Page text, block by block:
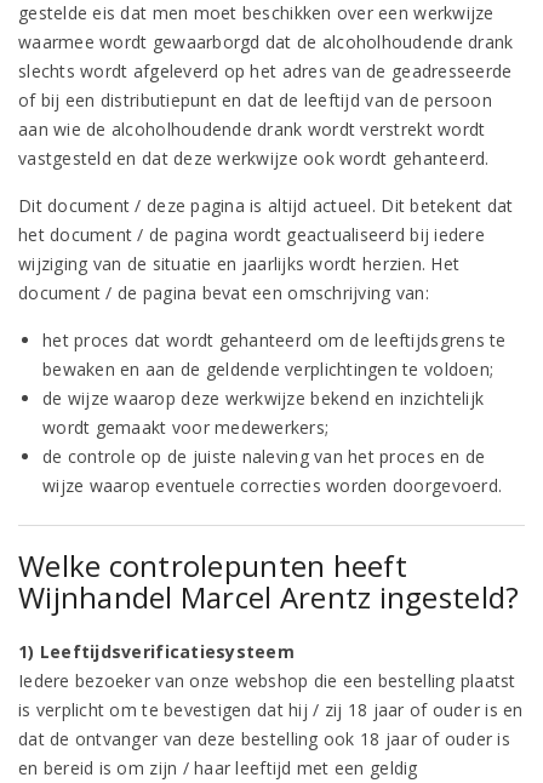
gestelde eis dat men moet beschikken over een werkwijze
waarmee wordt gewaarborgd dat de alcoholhoudende drank
slechts wordt afgeleverd op het adres van de geadresseerde
of bij een distributiepunt en dat de leeftijd van de persoon
aan wie de alcoholhoudende drank wordt verstrekt wordt
vastgesteld en dat deze werkwijze ook wordt gehanteerd.
Dit document / deze pagina is altijd actueel. Dit betekent dat
het document / de pagina wordt geactualiseerd bij iedere
wijziging van de situatie en jaarlijks wordt herzien. Het
document / de pagina bevat een omschrijving van:
het proces dat wordt gehanteerd om de leeftijdsgrens te
bewaken en aan de geldende verplichtingen te voldoen;
de wijze waarop deze werkwijze bekend en inzichtelijk
wordt gemaakt voor medewerkers;
de controle op de juiste naleving van het proces en de
wijze waarop eventuele correcties worden doorgevoerd.
Welke controlepunten heeft
Wijnhandel Marcel Arentz ingesteld?
1) Leeftijdsverificatiesysteem
Iedere bezoeker van onze webshop die een bestelling plaatst
is verplicht om te bevestigen dat hij / zij 18 jaar of ouder is en
dat de ontvanger van deze bestelling ook 18 jaar of ouder is
en bereid is om zijn / haar leeftijd met een geldig